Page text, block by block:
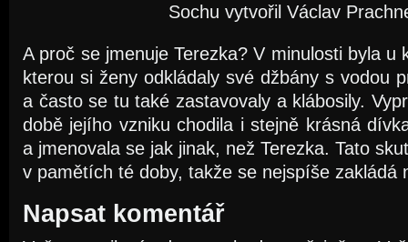
Sochu vytvořil Václav
A proč se jmenuje Terezka? V minulosti byla u
kterou si ženy odkládaly své džbány s vodou
a často se tu také zastavovaly a klábosily.
době jejího vzniku chodila i stejně krásná
a jmenovala se jak jinak, než Terezka. Tato
v pamětích té doby, takže se nejspíše zakládá
Napsat komentář